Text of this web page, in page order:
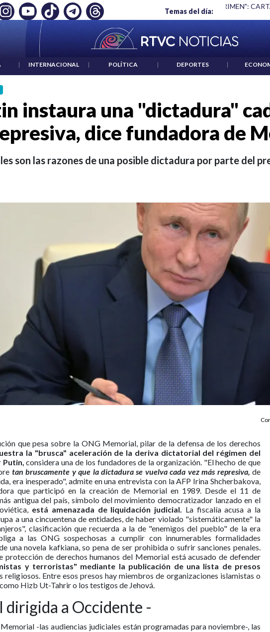
Temas del día:
"HABLAR NO ES UN CRIMEN": CARTA DE BETO CORAL ABELARDO DE
| INTERNACIONAL | POLÍTICA | DEPORTES |
instaura una "dictadura"
dice fundadora de
son las razones de una posible dictadura por parte del
que pesa sobre la ONG Memorial, pilar de la defensa de los derechos
la "brusca" aceleración de la deriva dictatorial del régimen del
Putin, considera una de los fundadores de la organización. "El hecho de que
tan bruscamente y que la dictadura se vuelva cada vez más represiva, de
era inesperado", admite en una entrevista con la AFP Irina Shcherbakova,
que participó en la creación de Memorial en 1989. Desde el 11 de
antigua del país, símbolo del movimiento democratizador lanzado en el
está amenazada de liquidación judicial. La fiscalía acusa a la
a una cincuentena de entidades, de haber violado "sistemáticamente" la
clasificación que recuerda a la de "enemigos del pueblo" de la era
a las ONG sospechosas a cumplir con innumerables formalidades
una novela kafkiana, so pena de ser prohibida o sufrir sanciones penales.
protección de derechos humanos del Memorial está acusado de defender
y terroristas" mediante la publicación de una lista de presos
religiosos. Entre esos presos hay miembros de organizaciones islamistas o
Hizb Ut-Tahrir o los testigos de Jehová.
dirigida a Occidente -
-las audiencias judiciales están programadas para noviembre-, las